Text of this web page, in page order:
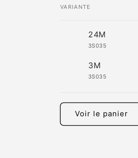
VARIANTE
24M
3S035
3M
3S035
en
cours...
Voir le panier